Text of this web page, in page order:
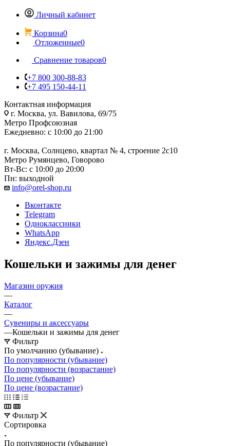
Личный кабинет
Корзина0
Отложенные0
Сравнение товаров0
+7 800 300-88-83
+7 495 150-44-11
Контактная информация
г. Москва, ул. Вавилова, 69/75
Метро Профсоюзная
Ежедневно: с 10:00 до 21:00
г. Москва, Солнцево, квартал № 4, строение 2с10
Метро Румянцево, Говорово
Вт-Вс: с 10:00 до 20:00
Пн: выходной
info@orel-shop.ru
Вконтакте
Telegram
Одноклассники
WhatsApp
Яндекс.Дзен
Кошельки и зажимы для денег
Магазин оружия
—
Каталог
—
Сувениры и аксессуары
—Кошельки и зажимы для денег
Фильтр
По умолчанию (убывание)
По популярности (убывание)
По популярности (возрастание)
По цене (убывание)
По цене (возрастание)
Фильтр
Сортировка
По популярности (убывание)